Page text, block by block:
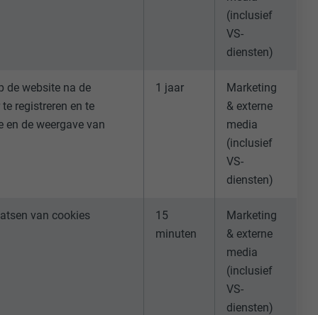
(inclusief
VS-
diensten)
de website na de
registreren en te
de weergave van
1 jaar
Marketing
& externe
media
(inclusief
VS-
diensten)
van cookies
15
minuten
Marketing
& externe
media
(inclusief
VS-
diensten)
gegevens